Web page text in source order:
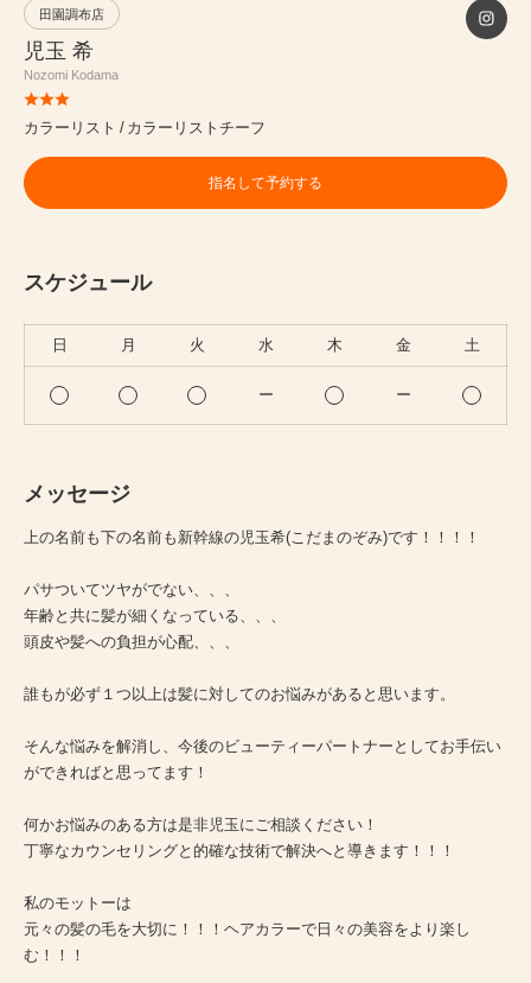
ONLINE STORE
MEN’S GROOMING SALON
PRIVACY POLICY
田園調布店
児玉 希
Nozomi Kodama
カラーリスト カラーリストチーフ
指名して予約する
スケジュール
日 月 火 水 木 金 土
ー ー
メッセージ
上の名前も下の名前も新幹線の児玉希(こだまのぞみ)です！！！！
パサついてツヤがでない、、、
年齢と共に髪が細くなっている、、、
頭皮や髪への負担が心配、、、
誰もが必ず１つ以上は髪に対してのお悩みがあると思います。
そんな悩みを解消し、今後のビューティーパートナーとしてお手伝い
ができればと思ってます！
何かお悩みのある方は是非児玉にご相談ください！
丁寧なカウンセリングと的確な技術で解決へと導きます！！！
私のモットーは
元々の髪の毛を大切に！！！ヘアカラーで日々の美容をより楽し
む！！！